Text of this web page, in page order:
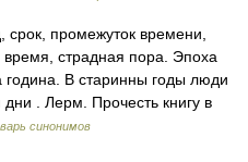
промежуток времени,
время, страдная пора. Эпоха
В старинны годы люди
. Лерм. Прочесть книгу в
синонимов